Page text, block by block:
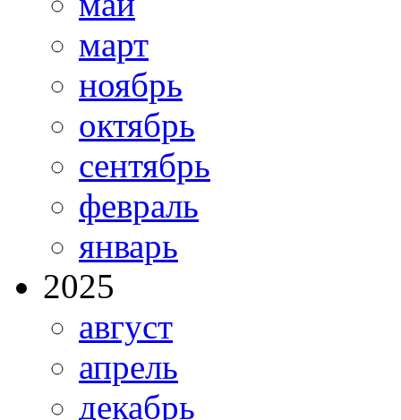
март
ноябрь
октябрь
сентябрь
февраль
январь
2025
август
апрель
декабрь